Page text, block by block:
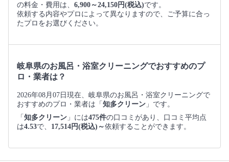
の料金・費用は、 6,900～24,150円(税込)です。
依頼する内容やプロによって異なりますので、ご予算に合っ
たプロをお選びください。
岐阜県のお風呂・浴室クリーニングでおすすめのプ
ロ・業者は？
2026年08月07日現在、岐阜県のお風呂・浴室クリーニングで
おすすめのプロ・業者は「 知多クリーン 」です。
「 知多クリーン 」には475件の口コミがあり、口コミ平均点
は4.53で、 17,514円(税込)～依頼することができます。